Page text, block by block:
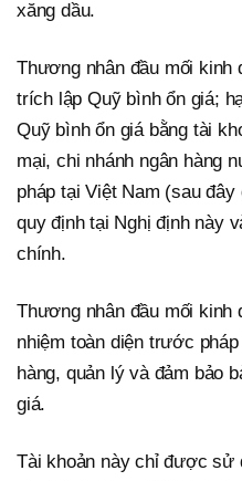
xăng dầu.
Thương nhân đầu mối kinh
trích lập Quỹ bình ổn giá;
Quỹ bình ổn giá bằng tài
mại, chi nhánh ngân hàng
pháp tại Việt Nam (sau
quy định tại Nghị định này
chính.
Thương nhân đầu mối kinh
nhiệm toàn diện trước
hàng, quản lý và đảm bảo
giá.
Tài khoản này chỉ được sử